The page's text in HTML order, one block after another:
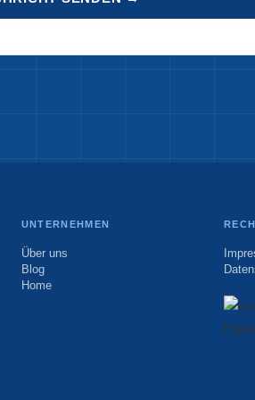
UNTERNEHMEN
Über uns
Blog
Home